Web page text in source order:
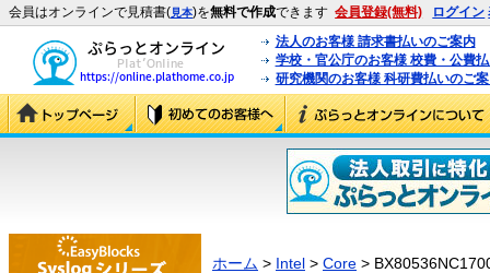
会員はオンラインで見積書(見本)を無料で作成できます 会員登録(無料) ログイン
法人のお客様 請求書払いのご案内
学校・官公庁のお客様 校費・公費
研究機関のお客様 科研費払いのご
ホーム > Intel > Core >